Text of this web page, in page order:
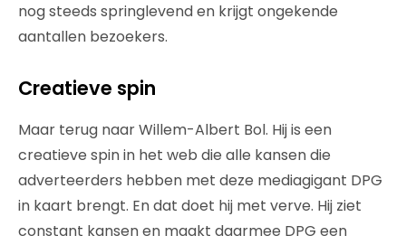
nog steeds springlevend en krijgt ongekende
aantallen bezoekers.
Creatieve spin
Maar terug naar Willem-Albert Bol. Hij is een
creatieve spin in het web die alle kansen die
adverteerders hebben met deze mediagigant DPG
in kaart brengt. En dat doet hij met verve. Hij ziet
constant kansen en maakt daarmee DPG een